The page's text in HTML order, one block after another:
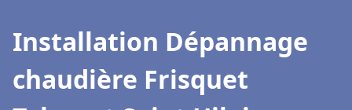
Installation Dépannage
chaudière Frisquet